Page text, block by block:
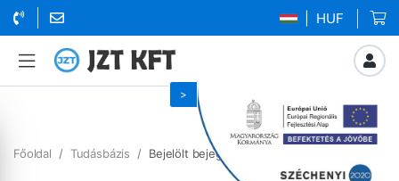
| HUF
Főoldal Tudásbázis Bejelölt bejegyzések lemondási folyamat